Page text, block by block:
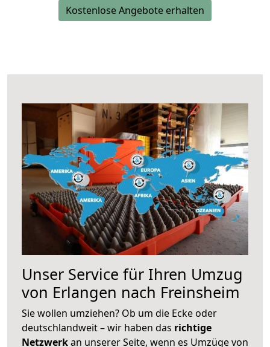
Kostenlose Angebote erhalten
Unser Service für Ihren Umzug
von Erlangen nach Freinsheim
Sie wollen umziehen? Ob um die Ecke oder
deutschlandweit – wir haben das richtige
Netzwerkan unserer Seite, wenn es Umzüge von